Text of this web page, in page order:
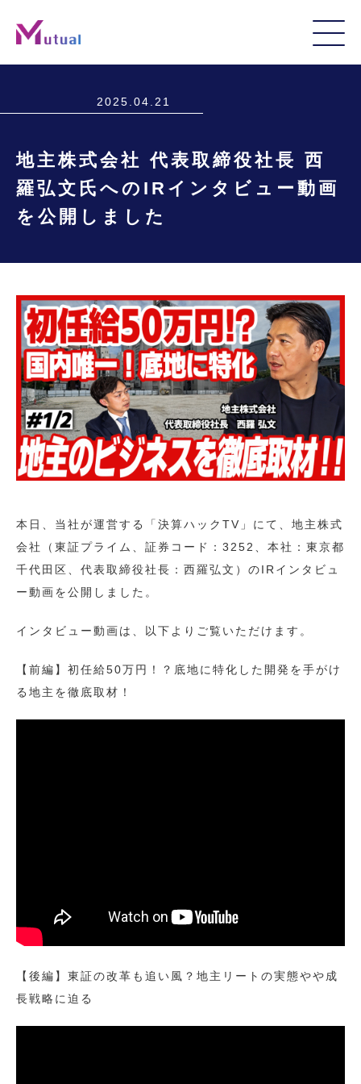
2025.04.21
地主株式会社 代表取締役社長 西
羅弘文氏へのIRインタビュー動画
を公開しました
本日、当社が運営する「決算ハックTV」にて、地主株式
会社（東証プライム、証券コード：3252、本社：東京都
千代田区、代表取締役社長：西羅弘文）のIRインタビュ
ー動画を公開しました。
インタビュー動画は、以下よりご覧いただけます。
【前編】初任給50万円！？底地に特化した開発を手がけ
る地主を徹底取材！
【後編】東証の改革も追い風？地主リートの実態やや成
長戦略に迫る